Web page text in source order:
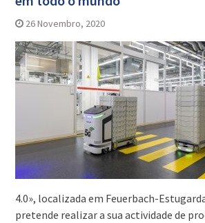
26 Novembro, 2020
4.0», localizada em Feuerbach-
pretende realizar a sua actividade de